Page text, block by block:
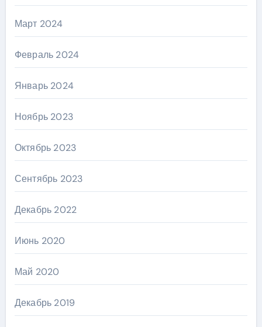
Март 2024
Февраль 2024
Январь 2024
Ноябрь 2023
Октябрь 2023
Сентябрь 2023
Декабрь 2022
Июнь 2020
Май 2020
Декабрь 2019